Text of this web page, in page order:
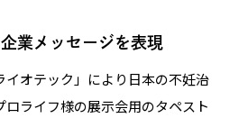
業メッセージを表現
イオテック」により日本の不妊治
ライフ様の展示会用のタペスト